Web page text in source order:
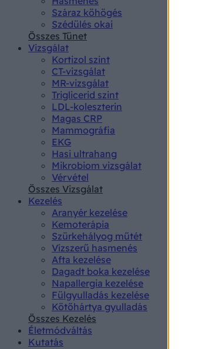
Száraz köhögés
Szédülés okai
Összes Tünet
Vizsgálat
Kortizol szint
CT-vizsgálat
MR-vizsgálat
Triglicerid szint
LDL-koleszterin
Magas CRP
Mammográfia
EKG
Hasi ultrahang
Mikrobiom vizsgálat
Vérvétel
Összes Vizsgálat
Kezelés
Aranyér kezelése
Kemoterápia
Szürkehályog műtét
Vízszerű hasmenés
Afta kezelése
Dagadt boka kezelése
Napallergia kezelése
Fülgyulladás kezelése
Kötőhártya gyulladás
Összes Kezelés
Életmódváltás
Kutatás